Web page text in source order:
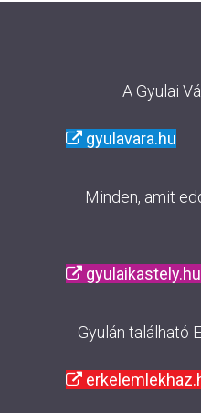
A Gyulai
gyulavara.hu
Minden, amit
gyulaikastely.hu
Gyulán található